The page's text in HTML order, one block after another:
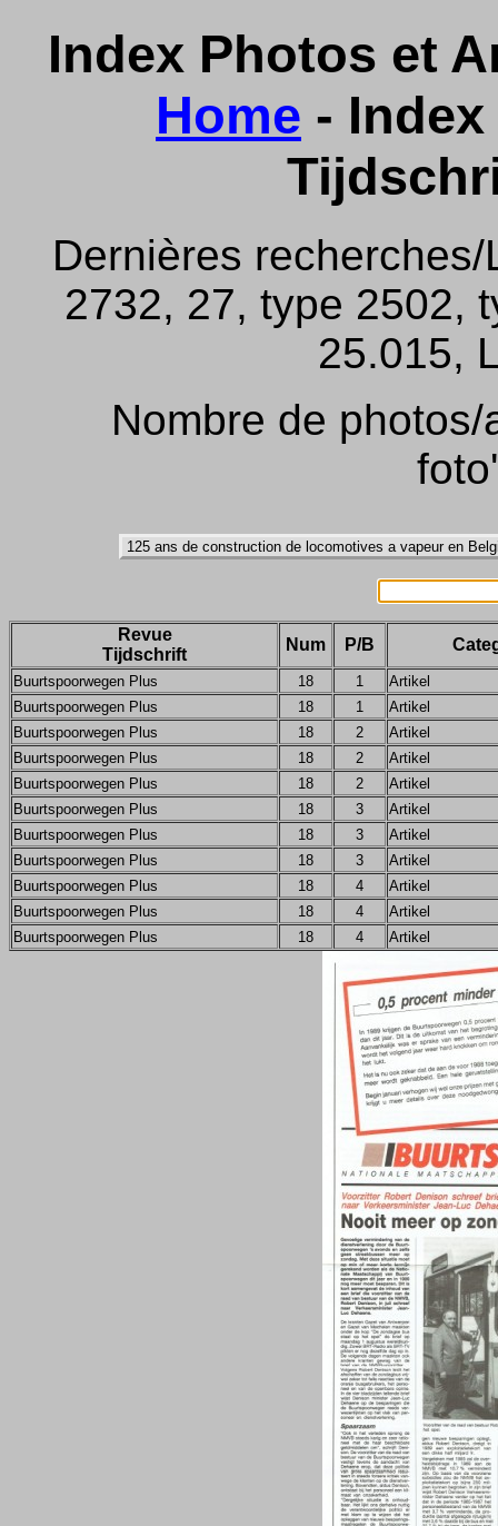
Index Photos et
Home -
Dernières
2732, 27, type 2502,
25.015,
Nombre de
Revue
Tijdschrift
Num P/B
Buurtspoorwegen Plus 18 1
Artikel
Buurtspoorwegen Plus
18 1
Artikel
Buurtspoorwegen Plus
18 2
Artikel
Buurtspoorwegen Plus
18 2
Artikel
Buurtspoorwegen Plus
18 2
Artikel
Buurtspoorwegen Plus
18 3
Artikel
Buurtspoorwegen Plus
18 3
Artikel
Buurtspoorwegen Plus
18 3
Artikel
Buurtspoorwegen Plus
18 4
Artikel
Buurtspoorwegen Plus
18 4
Artikel
Buurtspoorwegen Plus
18 4 Artikel